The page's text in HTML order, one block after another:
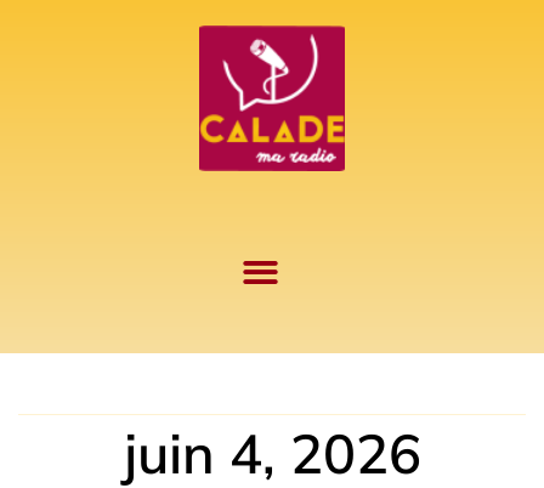
juin 4, 2026